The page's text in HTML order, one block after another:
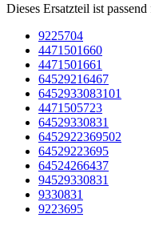
Dieses Ersatzteil ist
9225704
4471501660
4471501661
64529216467
6452933083101
4471505723
64529330831
6452922369502
64529223695
64524266437
94529330831
9330831
9223695